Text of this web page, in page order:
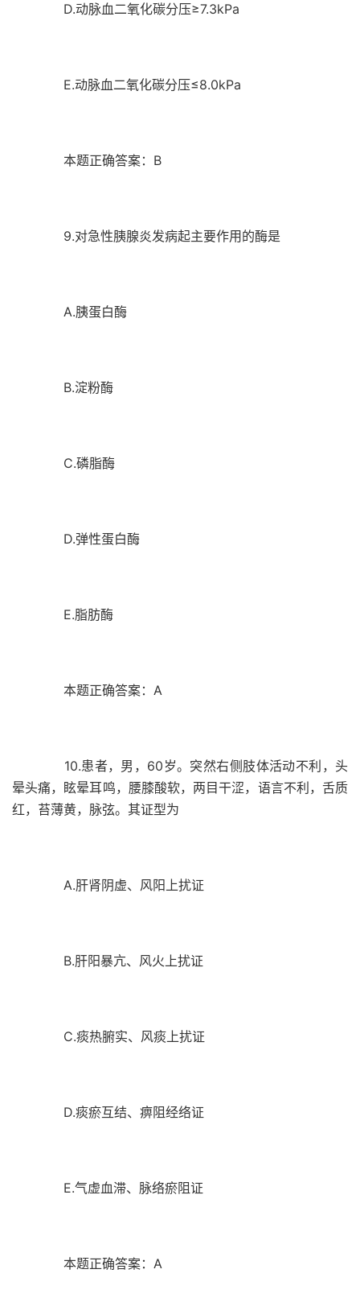
D.动脉血二氧化碳分压≥7.3kPa
E.动脉血二氧化碳分压≤8.0kPa
本题正确答案：B
9.对急性胰腺炎发病起主要作用的酶是
A.胰蛋白酶
B.淀粉酶
C.磷脂酶
D.弹性蛋白酶
E.脂肪酶
本题正确答案：A
10.患者，男，60岁。突然右侧肢体活动不利，头
晕头痛，眩晕耳鸣，腰膝酸软，两目干涩，语言不利，舌质
红，苔薄黄，脉弦。其证型为
A.肝肾阴虚、风阳上扰证
B.肝阳暴亢、风火上扰证
C.痰热腑实、风痰上扰证
D.痰瘀互结、痹阻经络证
E.气虚血滞、脉络瘀阻证
本题正确答案：A